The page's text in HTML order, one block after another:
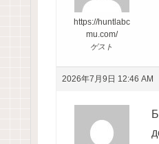
https://huntlabc
mu.com/
ゲスト
2026年7月9日 12:46 AM